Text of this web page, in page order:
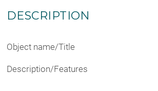
DESCRIPTION
Object name/Title
Description/Features